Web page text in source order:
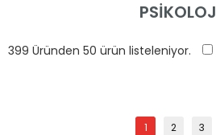
399 Üründen 50 ürün listeleniyor.
1 2 3